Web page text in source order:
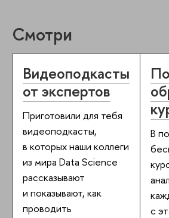
Смотри
Видеоподкасты
от экспертов
Приготовили для тебя
видеоподкасты,
в которых наши коллеги
из мира Data Science
рассказывают
и показывают, как
проводить
В
с